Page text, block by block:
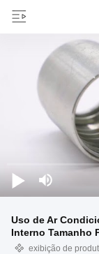
Uso de Ar
Interno Tamanho
exibição de